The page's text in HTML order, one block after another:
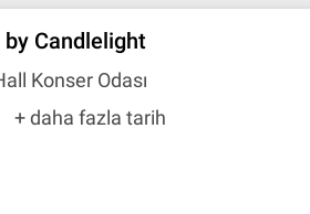
Candlelight
Konser Odası
+ daha fazla tarih